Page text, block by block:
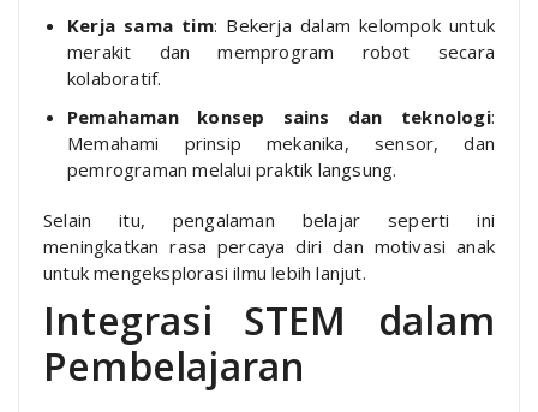
Kerja sama tim: Bekerja dalam kelompok untuk
merakit dan memprogram robot secara
kolaboratif.
Pemahaman konsep sains dan teknologi:
Memahami prinsip mekanika, sensor, dan
pemrograman melalui praktik langsung.
Selain itu, pengalaman belajar seperti ini
meningkatkan rasa percaya diri dan motivasi anak
untuk mengeksplorasi ilmu lebih lanjut.
Integrasi STEM dalam
Pembelajaran